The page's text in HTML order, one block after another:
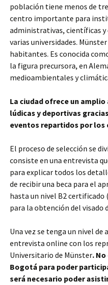
población tiene menos de
centro importante para
administrativas, científicas y
varias universidades.
habitantes. Es conocida
la figura precursora, en
medioambientales y
La ciudad ofrece un
lúdicas y deportivas
eventos repartidos por los
El proceso de selección se
consiste en una entrevista
para explicar todos los
de recibir una beca para el
hasta un nivel B2
para la obtención del visado
Una vez se tenga un nivel de
entrevista online con los
Universitario de Münster.
Bogotá para poder
será necesario poder